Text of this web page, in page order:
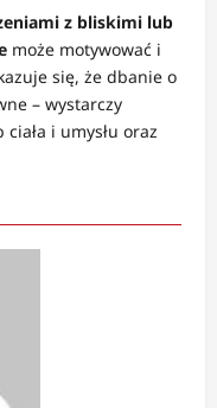
z bliskimi lub
może motywować i
się, że dbanie o
– wystarczy
i umysłu oraz